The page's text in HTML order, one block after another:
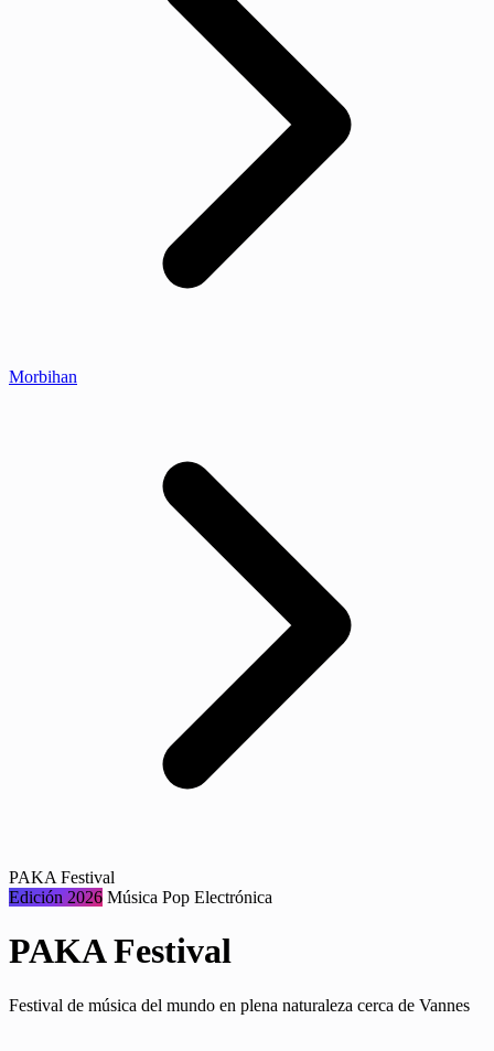
Morbihan
PAKA Festival
Edición 2026 Música Pop Electrónica
PAKA Festival
Festival de música del mundo en plena naturaleza cerca de Vannes